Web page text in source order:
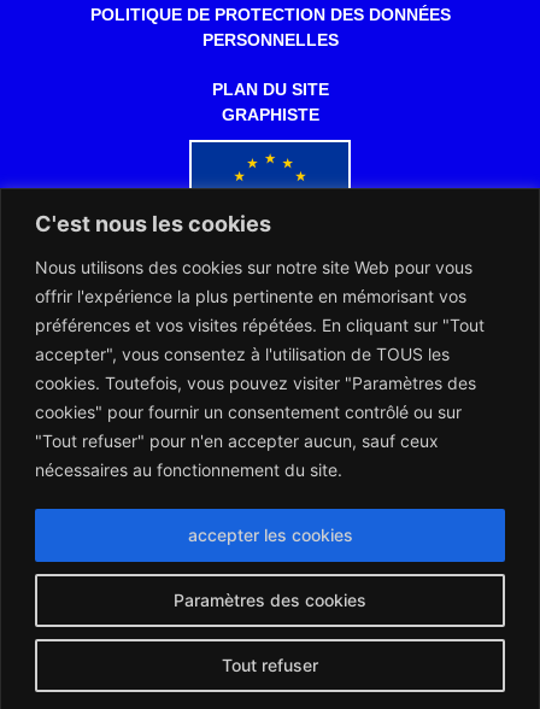
C'est nous les cookies
Nous utilisons des cookies sur notre site Web pour vous
offrir l'expérience la plus pertinente en mémorisant vos
préférences et vos visites répétées. En cliquant sur "Tout
accepter", vous consentez à l'utilisation de TOUS les
cookies. Toutefois, vous pouvez visiter "Paramètres des
cookies" pour fournir un consentement contrôlé ou sur
"Tout refuser" pour n'en accepter aucun, sauf ceux
nécessaires au fonctionnement du site.
Paramètres des cookies
Tout refuser
accepter les cookies
POLITIQUE DE PROTECTION DES DONNÉES
PERSONNELLES
PLAN DU SITE
GRAPHISTE
Co-financé par l'Union européenne
L’ARERT et les Notaires d’Europe collaborent dans l’intérêt des
citoyens européensMontserrat_bold
ABCDEFGHIJKLMNOPQRSTUVWXYZ
abcdefghijklmnopqrstuvwxyz